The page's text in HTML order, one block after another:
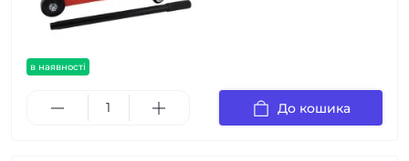
в наявності
До кошика